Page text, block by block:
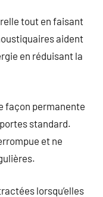
tout en faisant
aident
en réduisant la
façon permanente
standard.
et ne
lorsqu’elles